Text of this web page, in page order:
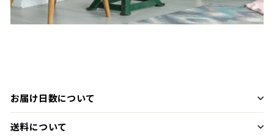
お届け日数について
送料について